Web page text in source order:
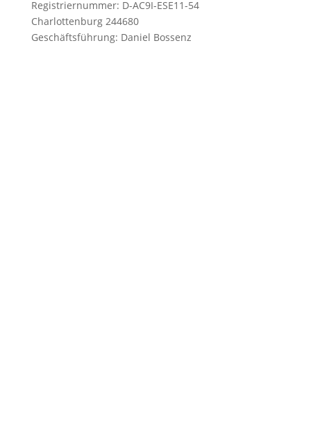
Registriernummer: D-AC9I-ESE11-54
Charlottenburg 244680
Geschäftsführung: Daniel Bossenz